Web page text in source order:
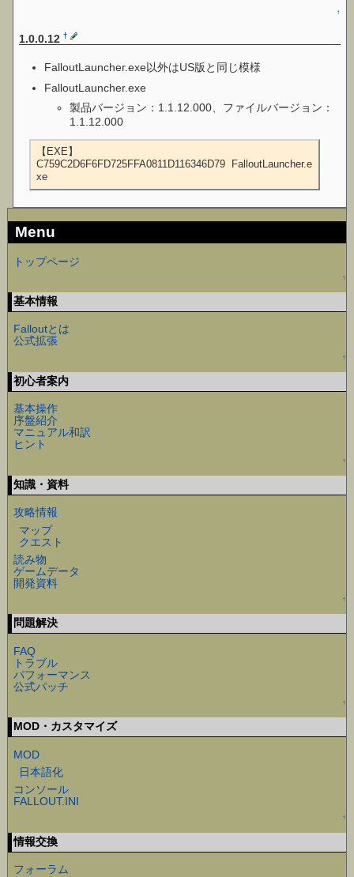
↑
1.0.0.12†
FalloutLauncher.exe以外はUS版と同じ模様
FalloutLauncher.exe
製品バージョン：1.1.12.000、ファイルバージョン：
1.1.12.000
【EXE】
C759C2D6F6FD725FFA0811D116346D79  FalloutLauncher.e
xe
Menu
トップページ
↑
基本情報
Falloutとは
公式拡張
↑
初心者案内
基本操作
序盤紹介
マニュアル和訳
ヒント
↑
知識・資料
攻略情報
マップ
クエスト
読み物
ゲームデータ
開発資料
↑
問題解決
FAQ
トラブル
パフォーマンス
公式パッチ
↑
MOD・カスタマイズ
MOD
日本語化
コンソール
FALLOUT.INI
↑
情報交換
フォーラム